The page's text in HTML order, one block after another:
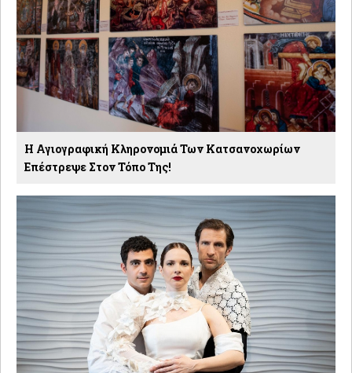
Η Αγιογραφική Κληρονομιά Των Κατσανοχωρίων
Επέστρεψε Στον Τόπο Της!